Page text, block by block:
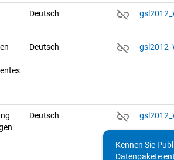
Deutsch link_off
Deutsch link_off
Deutsch link_off
Kennen Sie
Datenpakete